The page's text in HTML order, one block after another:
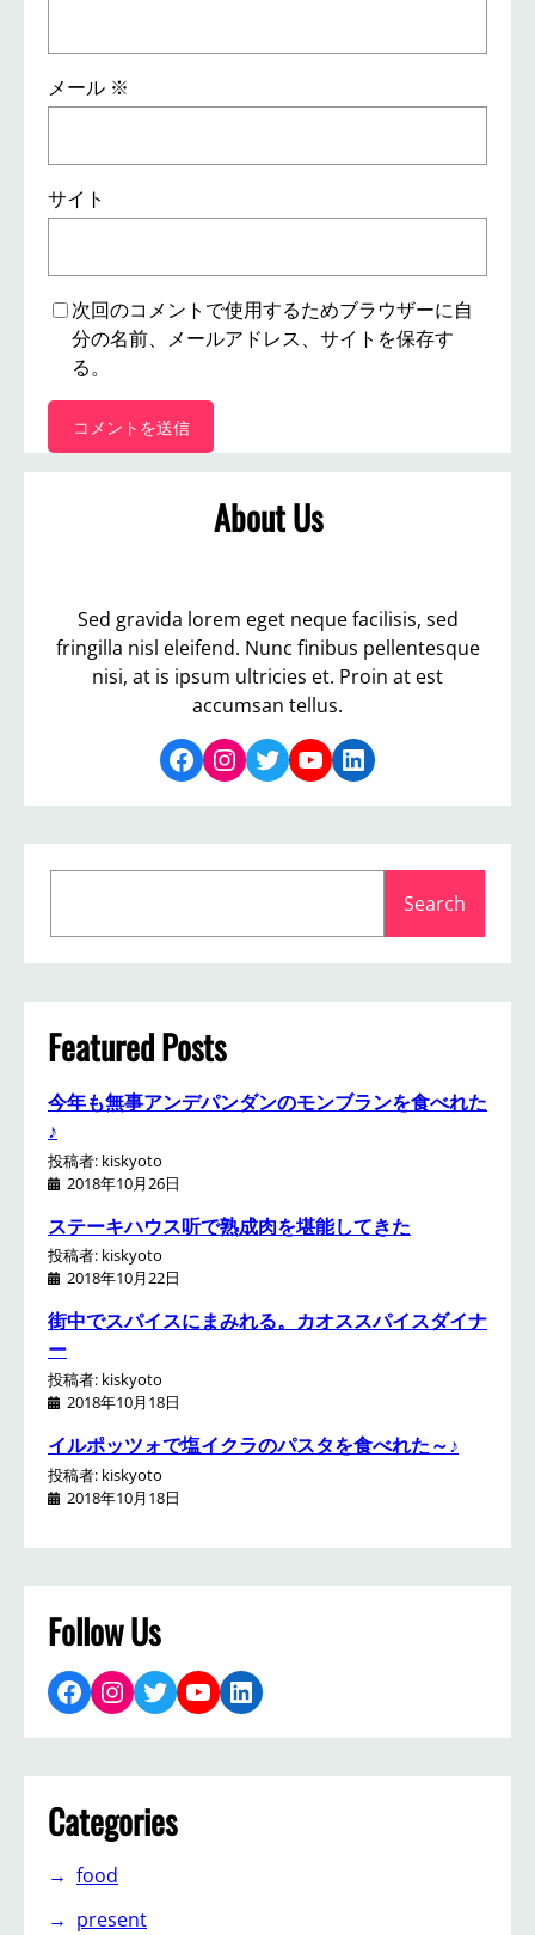
メール ※
サイト
次回のコメントで使用するためブラウザーに自
分の名前、メールアドレス、サイトを保存す
る。
About Us
Sed gravida lorem eget neque facilisis, sed
fringilla nisl eleifend. Nunc finibus pellentesque
nisi, at is ipsum ultricies et. Proin at est
accumsan tellus.
Facebook Instagram Twitter YouTube LinkedIn
a
r
c
h
Search
Featured Posts
今年も無事アンデパンダンのモンブランを食べれた
♪
投稿者: kiskyoto
2018年10月26日
ステーキハウス听で熟成肉を堪能してきた
投稿者: kiskyoto
2018年10月22日
街中でスパイスにまみれる。カオススパイスダイナ
ー
投稿者: kiskyoto
2018年10月18日
イルポッツォで塩イクラのパスタを食べれた～♪
投稿者: kiskyoto
2018年10月18日
Follow Us
Facebook Instagram Twitter YouTube LinkedIn
Categories
food
present